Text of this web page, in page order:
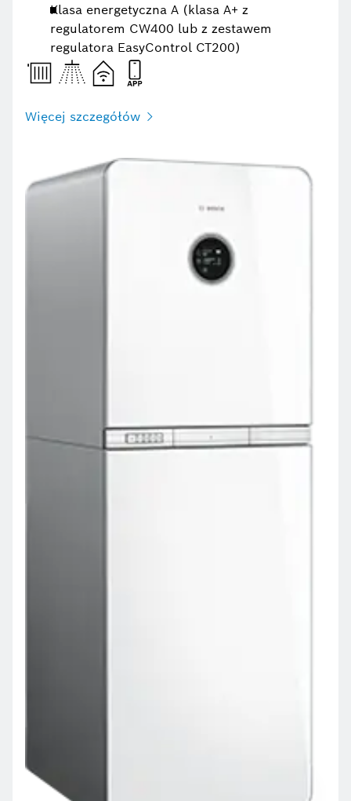
Klasa energetyczna A (klasa A+ z
regulatorem CW400 lub z zestawem
regulatora EasyControl CT200)
Więcej szczegółów